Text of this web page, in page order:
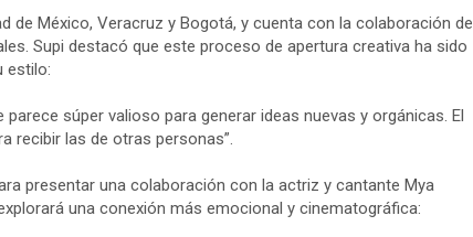
de México, Veracruz y Bogotá, y cuenta con la colaboración de
Supi destacó que este proceso de apertura creativa ha sido
estilo:
súper valioso para generar ideas nuevas y orgánicas. El
recibir las de otras personas”.
presentar una colaboración con la actriz y cantante Mya
una conexión más emocional y cinematográfica: